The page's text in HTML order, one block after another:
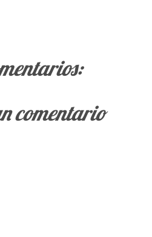
comentario